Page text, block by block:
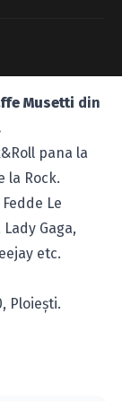
Musetti din
pana la
la Rock.
Le
Gaga,
etc.
Ploieşti.